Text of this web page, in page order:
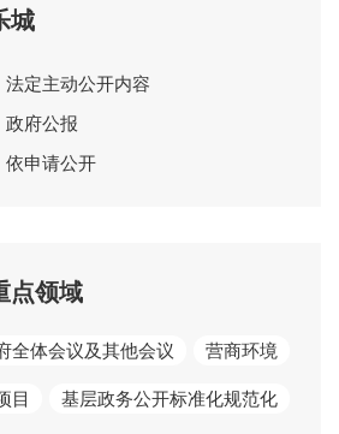
城
法定主动公开内容
政府公报
依申请公开
点领域
全体会议及其他会议 营商环境
目 基层政务公开标准化规范化